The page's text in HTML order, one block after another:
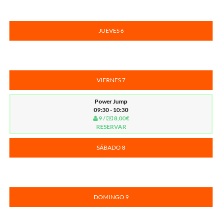
JUEVES 6
VIERNES 7
Power Jump
09:30 - 10:30
9 /
8,00€
RESERVAR
SÁBADO 8
DOMINGO 9